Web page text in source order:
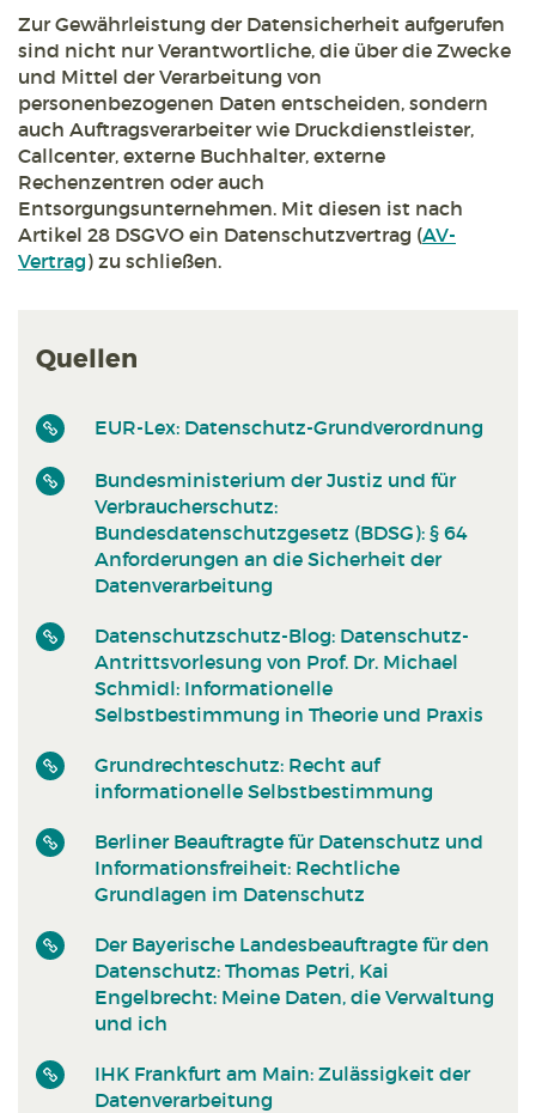
Zur Gewährleistung der Datensicherheit aufgerufen
sind nicht nur Verantwortliche, die über die Zwecke
und Mittel der Verarbeitung von
personenbezogenen Daten entscheiden, sondern
auch Auftragsverarbeiter wie Druckdienstleister,
Callcenter, externe Buchhalter, externe
Rechenzentren oder auch
Entsorgungsunternehmen. Mit diesen ist nach
Artikel 28 DSGVO ein Datenschutzvertrag (AV-
Vertrag) zu schließen.
Quellen
EUR-Lex: Datenschutz-Grundverordnung
Bundesministerium der Justiz und für
Verbraucherschutz:
Bundesdatenschutzgesetz (BDSG): § 64
Anforderungen an die Sicherheit der
Datenverarbeitung
Datenschutzschutz-Blog: Datenschutz-
Antrittsvorlesung von Prof. Dr. Michael
Schmidl: Informationelle
Selbstbestimmung in Theorie und Praxis
Grundrechteschutz: Recht auf
informationelle Selbstbestimmung
Berliner Beauftragte für Datenschutz und
Informationsfreiheit: Rechtliche
Grundlagen im Datenschutz
Der Bayerische Landesbeauftragte für den
Datenschutz: Thomas Petri, Kai
Engelbrecht: Meine Daten, die Verwaltung
und ich
IHK Frankfurt am Main: Zulässigkeit der
Datenverarbeitung